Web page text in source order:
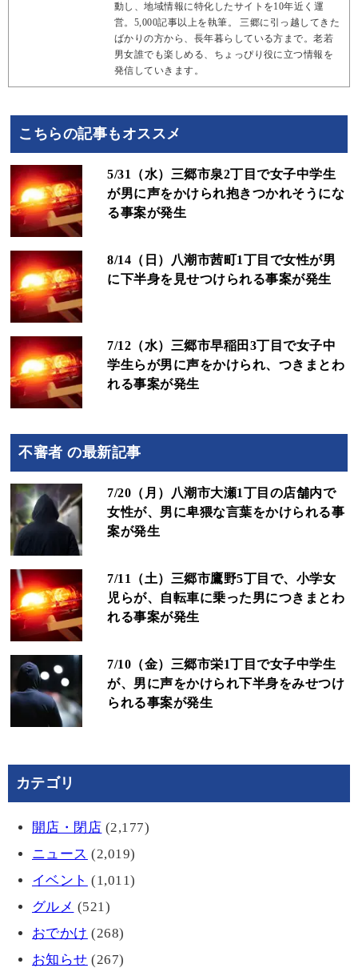
動し、地域情報に特化したサイトを10年近く運
営。5,000記事以上を執筆。 三郷に引っ越してきた
ばかりの方から、長年暮らしている方まで。老若
男女誰でも楽しめる、ちょっぴり役に立つ情報を
発信していきます。
こちらの記事もオススメ
5/31（水）三郷市泉2丁目で女子中学生
が男に声をかけられ抱きつかれそうにな
る事案が発生
8/14（日）八潮市茜町1丁目で女性が男
に下半身を見せつけられる事案が発生
7/12（水）三郷市早稲田3丁目で女子中
学生らが男に声をかけられ、つきまとわ
れる事案が発生
不審者 の最新記事
7/20（月）八潮市大瀬1丁目の店舗内で
女性が、男に卑猥な言葉をかけられる事
案が発生
7/11（土）三郷市鷹野5丁目で、小学女
児らが、自転車に乗った男につきまとわ
れる事案が発生
7/10（金）三郷市栄1丁目で女子中学生
が、男に声をかけられ下半身をみせつけ
られる事案が発生
カテゴリ
開店・閉店 (2,177)
ニュース (2,019)
イベント (1,011)
グルメ (521)
おでかけ (268)
お知らせ (267)